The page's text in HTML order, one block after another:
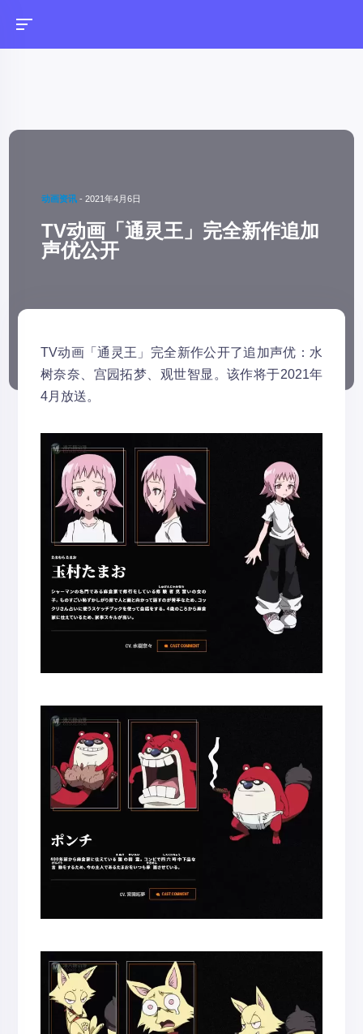
动画资讯 -2021年4月6日
TV动画「通灵王」完全新作追加
声优公开
TV动画「通灵王」完全新作公开了追加声优：水
树奈奈、宫园拓梦、观世智显。该作将于2021年
4月放送。